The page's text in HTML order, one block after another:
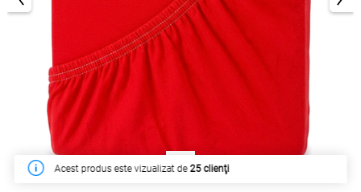
În săptămâna acesta a fost cumpărat de269 clienţi